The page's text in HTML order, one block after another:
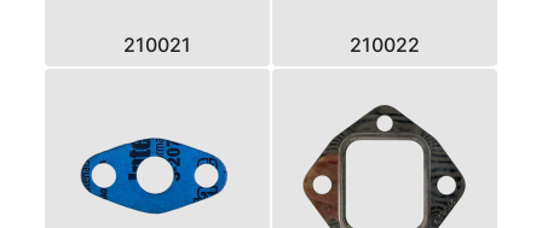
210021 210022